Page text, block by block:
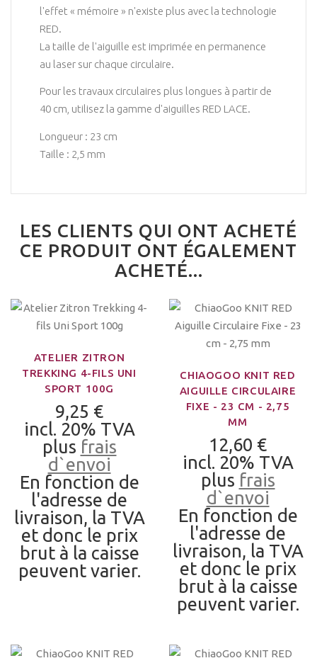
l'effet « mémoire » n'existe plus avec la technologie
RED.
La taille de l'aiguille est imprimée en permanence
au laser sur chaque circulaire.
Pour les travaux circulaires plus longues à partir de
40 cm, utilisez la gamme d'aiguilles RED LACE.
Longueur : 23 cm
Taille : 2,5 mm
LES CLIENTS QUI ONT ACHETÉ
CE PRODUIT ONT ÉGALEMENT
ACHETÉ...
ATELIER ZITRON
TREKKING 4-FILS UNI
SPORT 100G
9,25 €
incl. 20% TVA
plus frais
d`envoi
En fonction de
l'adresse de
livraison, la TVA
et donc le prix
brut à la caisse
peuvent varier.
CHIAOGOO KNIT RED
AIGUILLE CIRCULAIRE
FIXE - 23 CM - 2,75
MM
12,60 €
incl. 20% TVA
plus frais
d`envoi
En fonction de
l'adresse de
livraison, la TVA
et donc le prix
brut à la caisse
peuvent varier.